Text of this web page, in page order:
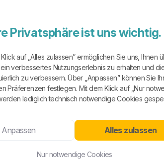
sondern auch Varianten für
ohne besondere Technik ausgelegt ist.
Klar erkennbar ist dabei
E-Mobilität oder steuerbare Anlagen hin.
am Bedarf vorbei.
Gesamtmix und Produktmix
sondern aus einem Mix mit fossilen
in der Stromkennzeichnung als 100
Privatsphäre ist uns wichtig.
auf „Alles zulassen” ermöglichen Sie uns, Ihnen
verbessertes Nutzungserlebnis zu erhalten und
zu verbessern. Über „Anpassen” können Sie
Präferenzen festlegen. Mit dem Klick auf „Nur
lediglich technisch notwendige Cookies
Anpassen Alles zulassen
Nur notwendige Cookies